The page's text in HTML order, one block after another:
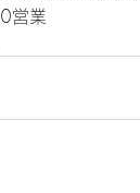
営業